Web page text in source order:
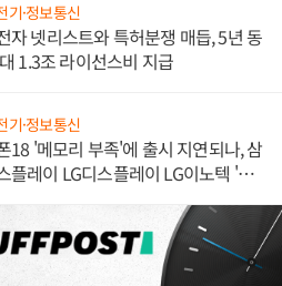
기·정보통신
자 넷리스트와 특허분쟁 매듭, 5년 동
1.3조 라이선스비 지급
기·정보통신
18 '메모리 부족'에 출시 지연되나, 삼
플레이 LG디스플레이 LG이노텍 '탈